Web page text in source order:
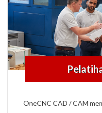
OneCNC CAD / CAM